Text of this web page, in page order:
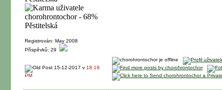
Registrován: May 2008
Příspěvků: 29
15-12-2017 v 18:19
PM